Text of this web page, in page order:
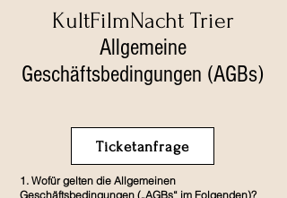
KultFilmNacht Trier
Allgemeine
Geschäftsbedingungen (AGBs)
Ticketanfrage
1. Wofür gelten die Allgemeinen
Geschäftsbedingungen („AGBs“ im Folgenden)?